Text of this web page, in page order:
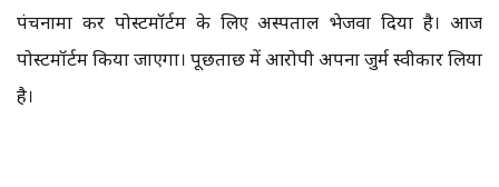
पंचनामा कर पोस्टमॉर्टम के लिए अस्पताल भेजवा दिया है। आज
पोस्टमॉर्टम किया जाएगा। पूछताछ में आरोपी अपना जुर्म स्वीकार लिया
है।